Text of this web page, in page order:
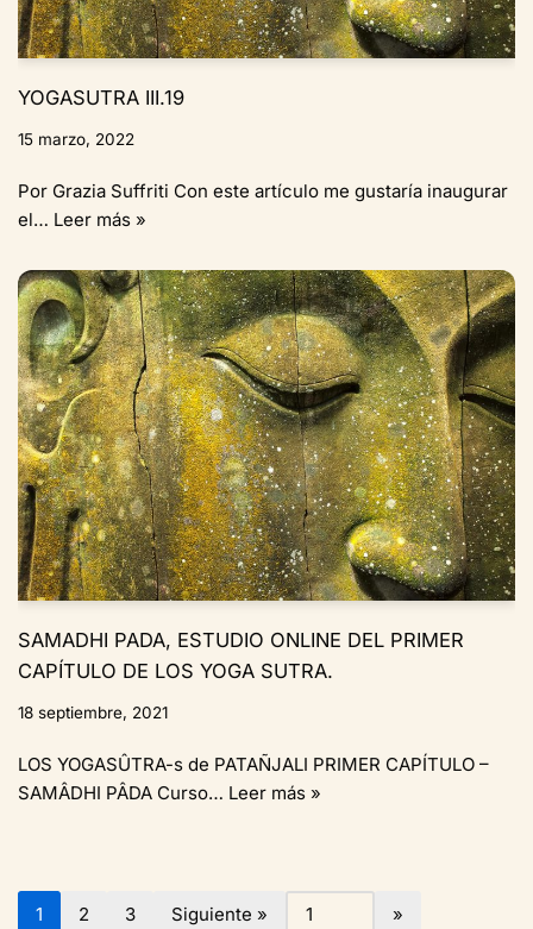
YOGASUTRA III.19
15 marzo, 2022
Por Grazia Suffriti Con este artículo me gustaría inaugurar
el… Leer más »
SAMADHI PADA, ESTUDIO ONLINE DEL PRIMER
CAPÍTULO DE LOS YOGA SUTRA.
18 septiembre, 2021
LOS YOGASÛTRA-s de PATAÑJALI PRIMER CAPÍTULO –
SAMÂDHI PÂDA Curso… Leer más »
1 2 3 Siguiente »